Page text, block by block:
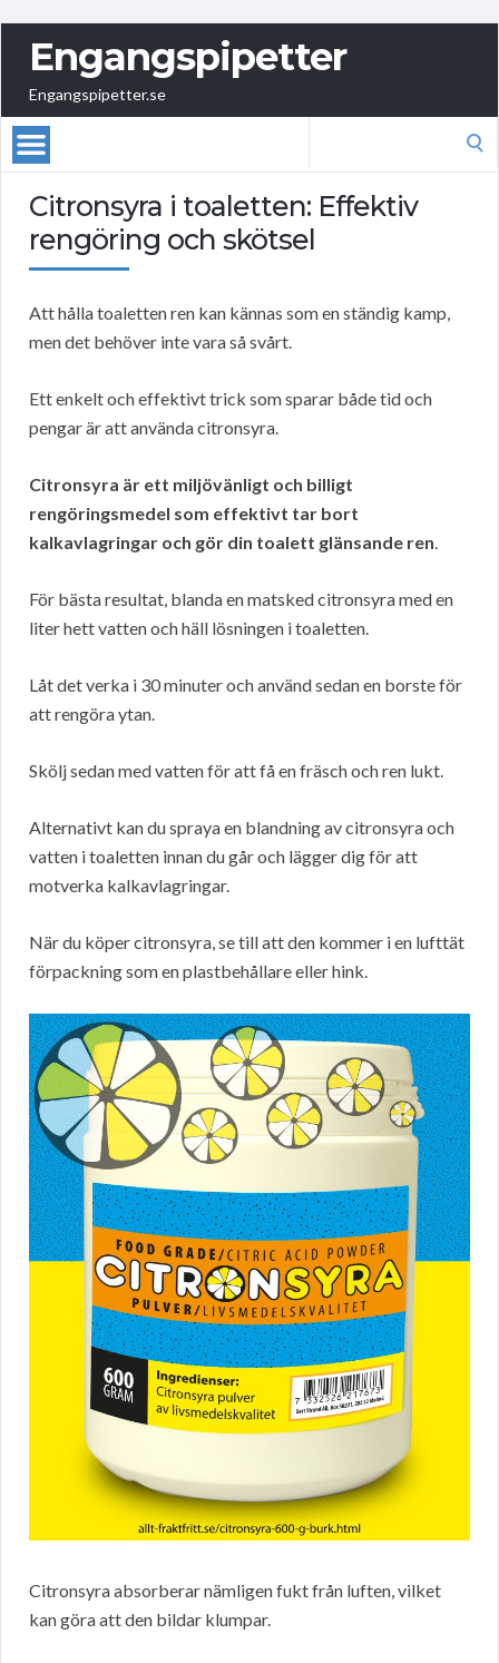
Engangspipetter
Engangspipetter.se
Citronsyra i toaletten: Effektiv
rengöring och skötsel
Att hålla toaletten ren kan kännas som en ständig kamp,
men det behöver inte vara så svårt.
Ett enkelt och effektivt trick som sparar både tid och
pengar är att använda citronsyra.
Citronsyra är ett miljövänligt och billigt
rengöringsmedel som effektivt tar bort
kalkavlagringar och gör din toalett glänsande ren.
För bästa resultat, blanda en matsked citronsyra med en
liter hett vatten och häll lösningen i toaletten.
Låt det verka i 30 minuter och använd sedan en borste för
att rengöra ytan.
Skölj sedan med vatten för att få en fräsch och ren lukt.
Alternativt kan du spraya en blandning av citronsyra och
vatten i toaletten innan du går och lägger dig för att
motverka kalkavlagringar.
När du köper citronsyra, se till att den kommer i en lufttät
förpackning som en plastbehållare eller hink.
Citronsyra absorberar nämligen fukt från luften, vilket
kan göra att den bildar klumpar.